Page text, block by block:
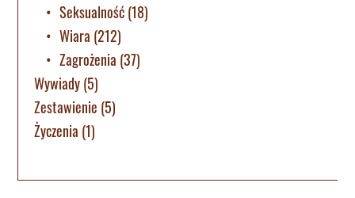
Seksualność(18)
Wiara (212)
Zagrożenia (37)
Wywiady(5)
Zestawienie (5)
Życzenia (1)